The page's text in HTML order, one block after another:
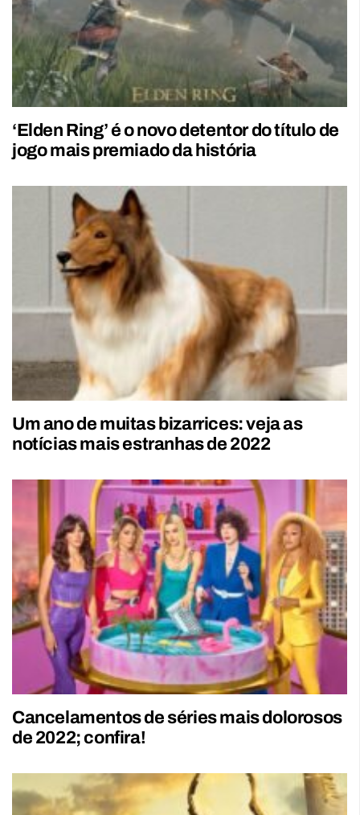
‘Elden Ring’ é o novo detentor do título de
jogo mais premiado da história
Um ano de muitas bizarrices: veja as
notícias mais estranhas de 2022
Cancelamentos de séries mais dolorosos
de 2022; confira!